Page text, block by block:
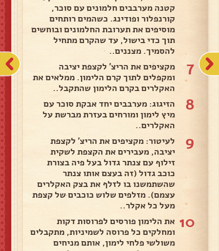
קטנה מערבבים חלמונים עם סוכר,
קורנפלור ופודינג. כשהמים רותחים
מוסיפים את תערובת החלמונים ובוחשים
תוך כדי בישול, עד שהקרם מתחיל
להסמיך. מצננים..
7
מקציפים את הריצ' לקצפת יציבה
ומקפלים לתוך קרם הלימון. ממלאים את
האקלרים בקרם הלימון שהתקבל..
8
הזיגוג: מערבבים יחד אבקת סוכר עם
מיץ לימון ומורחים בעזרת מברשת על
האקלרים..
9
לעיטור: מקציפים את הריצ' לקצפת
יציבה, מעבירים את הקצפת לשקית
זילוף עם צנתר גדול בעל פיה בצורת
כוכב גדול (זה בעצם אותו צנתר
שהשתמשנו בו לזלף את בצק האקלרים
עצמם). מזלפים שלוש כוכבים של קצפת
מעל כל אקלר..
10 את הלימון פורסים לפרוסות דקות
ומחלקים כל פרוסה לשמיניות, מתקבלים
משולשי פלחי לימון, אותם מניחים